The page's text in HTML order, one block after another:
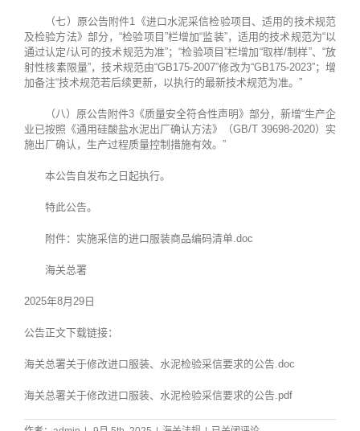
（七）原公告附件1《进口水泥采信检验项目、适用的技术规范
及检验方法》部分，“检验项目”栏增加“监装”，适用的技术规范为“以
通过认定/认可的技术规范为准”；“检验项目”栏增加“取样/制样”、“放
射性核素限量”，技术规范由“GB175-2007”修改为“GB175-2023”；增
加备注“技术规范若后续更新，以执行的最新技术规范为准。”
（八）原公告附件3《质量安全符合性声明》部分，新增“生产企
业已按照《通用硅酸盐水泥出厂确认方法》（GB/T 39698-2020）实
施出厂确认，生产过程质量控制措施有效。”
本公告自发布之日起执行。
特此公告。
附件： 实施采信的进口服装商品编码清单.doc
海关总署
2025年8月29日
公告正文下载链接：
海关总署关于修改进口服装、水泥检验采信要求的公告.doc
海关总署关于修改进口服装、水泥检验采信要求的公告.pdf